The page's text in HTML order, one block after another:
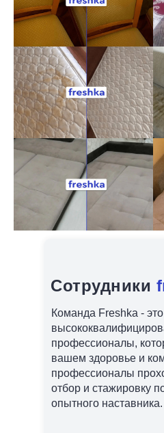
Команда Freshka - это
профессионалы,
вашем здоровье и
профессионалы
отбор и стажировку
опытного наставника.
Сотрудники